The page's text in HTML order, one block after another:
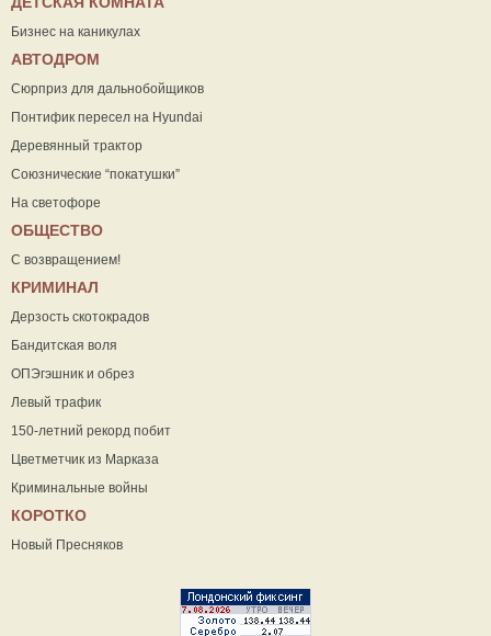
Бизнес на каникулах
АВТОДРОМ
Сюрприз для дальнобойщиков
Понтифик пересел на Hyundai
Деревянный трактор
Союзнические “покатушки”
На светофоре
ОБЩЕСТВО
С возвращением!
КРИМИНАЛ
Дерзость скотокрадов
Бандитская воля
ОПЭгэшник и обрез
Левый трафик
150-летний рекорд побит
Цветметчик из Марказа
Криминальные войны
КОРОТКО
Новый Пресняков